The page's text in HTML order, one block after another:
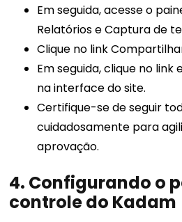
Em seguida, acesse o
Relatórios e Captura de
Clique no link
Em seguida, clique no
na interface do site.
Certifique-se de seguir
cuidadosamente para
aprovação.
4. Configurando o
controle do Kadam